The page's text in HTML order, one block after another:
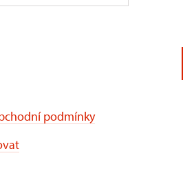
podmínky